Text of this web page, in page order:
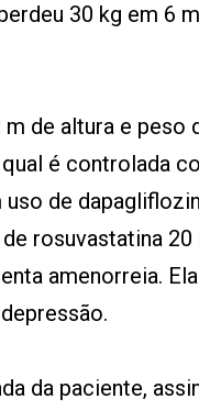
30 kg em 6
de altura e peso
é controlada
de
rosuvastatina
amenorreia.
da paciente,